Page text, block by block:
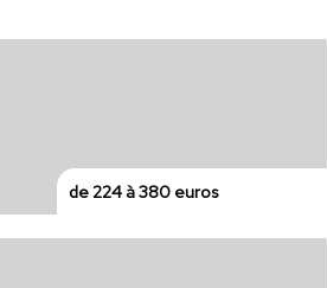
de 224 à 380 euros